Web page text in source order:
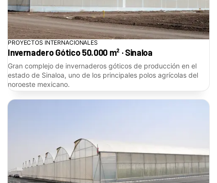
PROYECTOS INTERNACIONALES
Invernadero Gótico 50.000 m² · Sinaloa
Gran complejo de invernaderos góticos de producción en el
estado de Sinaloa, uno de los principales polos agrícolas del
noroeste mexicano.